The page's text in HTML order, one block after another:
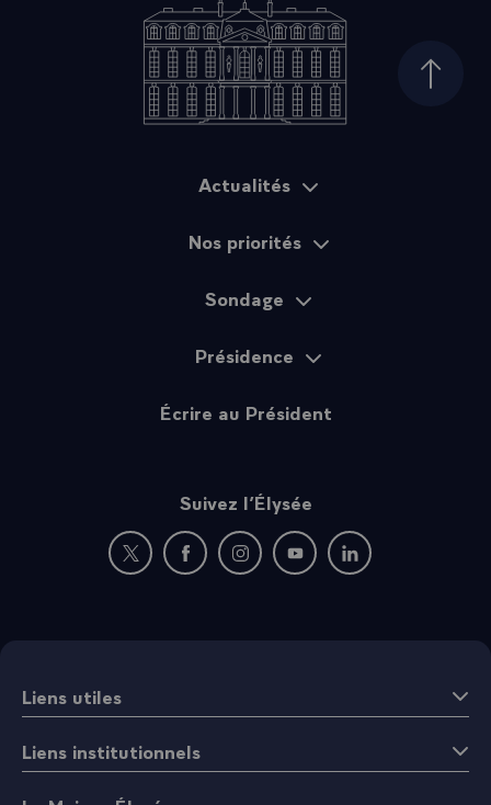
Haut
Actualités
Nos priorités
Sondage
Présidence
Écrire au Président
Suivez l’Élysée
Nouvelle fenêtre : rejoignez-nous sur Twitter
Nouvelle fenêtre : rejoignez-nous sur
Nouvelle fenêtre : rejoignez-nous
Nouvelle fenêtre :
Nouvelle fenêtre :
Liens utiles
Liens institutionnels